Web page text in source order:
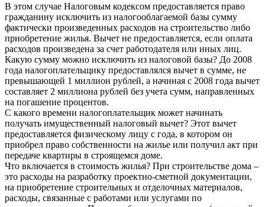
В этом случае Налоговым кодексом предоставляется право
гражданину исключить из налогооблагаемой базы сумму
фактически произведенных расходов на строительство либо
приобретение жилья. Вычет не предоставляется, если оплата
расходов произведена за счет работодателя или иных лиц.
Какую сумму можно исключить из налоговой базы? До 2008
года налогоплательщику предоставлялся вычет в сумме, не
превышающей 1 миллион рублей, а начиная с 2008 года вычет
составляет 2 миллиона рублей без учета сумм, направленных
на погашение процентов.
С какого времени налогоплательщик может начинать
получать имущественный налоговый вычет? Этот вычет
предоставляется физическому лицу с года, в котором он
приобрел право собственности на жилье или получил акт при
передаче квартиры в строящемся доме.
Что включается в стоимость жилья? При строительстве дома –
это расходы на разработку проектно-сметной документации,
на приобретение строительных и отделочных материалов,
расходы, связанные с работами или услугами по